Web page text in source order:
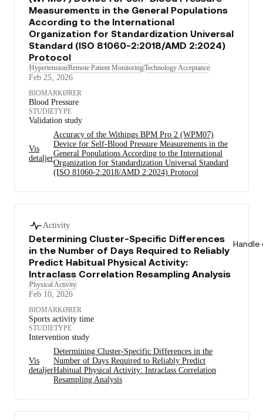
Handle
Measurements in the General Populations
According to the International
Organization for Standardization Universal
Standard (ISO 81060-2:2018/AMD 2:2024)
Protocol
HypertensionRemote Patient MonitoringTechnology Acceptance
Feb 25, 2026
BIOMARKØRER
Blood Pressure
STUDIETYPE
Validation study
Vis
detaljer
Accuracy of the Withings BPM Pro 2 (WPM07)
Device for Self-Blood Pressure Measurements in the
General Populations According to the International
Organization for Standardization Universal Standard
(ISO 81060-2:2018/AMD 2:2024) Protocol
Activity
Determining Cluster-Specific Differences
in the Number of Days Required to Reliably
Predict Habitual Physical Activity:
Intraclass Correlation Resampling Analysis
Physical Activity
Feb 10, 2026
BIOMARKØRER
Sports activity time
STUDIETYPE
Intervention study
Vis
detaljer
Determining Cluster-Specific Differences in the
Number of Days Required to Reliably Predict
Habitual Physical Activity: Intraclass Correlation
Resampling Analysis